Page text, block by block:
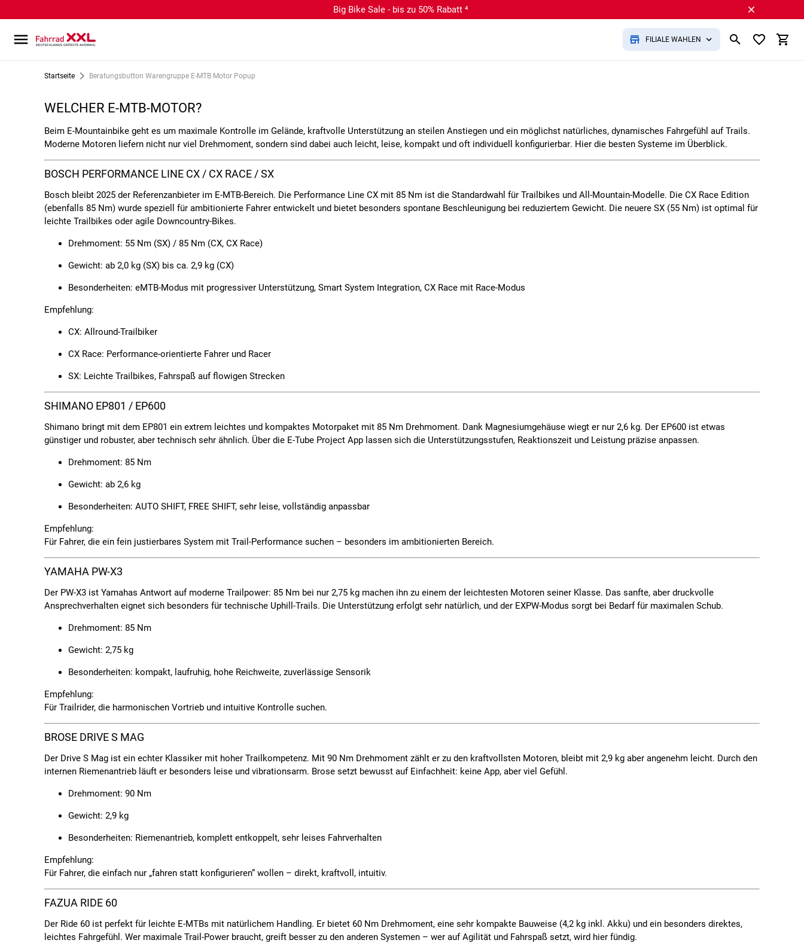
Big Bike Sale - bis zu 50% Rabatt ⁴
FILIALE WÄHLEN
Startseite Beratungsbutton Warengruppe E-MTB Motor Popup
WELCHER E-MTB-MOTOR?
Beim E-Mountainbike geht es um maximale Kontrolle im Gelände, kraftvolle Unterstützung an steilen Anstiegenund ein möglichst natürliches, dynamisches Fahrgefühl auf Trails.
Moderne Motoren liefern nicht nur viel Drehmoment, sondern sind dabei auch leicht, leise, kompaktund oft individuell konfigurierbar. Hier die besten Systeme im Überblick.
BOSCH PERFORMANCE LINE CX / CX RACE / SX
Bosch bleibt 2025 der Referenzanbieter im E-MTB-Bereich. Die Performance Line CXmit 85 Nm ist die Standardwahl für Trailbikes und All-Mountain-Modelle. Die CX Race Edition
(ebenfalls 85 Nm) wurde speziell für ambitionierte Fahrer entwickelt und bietet besonders spontane Beschleunigung bei reduziertem Gewicht. Die neuere SX(55 Nm) ist optimal für
leichte Trailbikes oder agile Downcountry-Bikes.
Drehmoment: 55 Nm (SX) / 85 Nm (CX, CX Race)
Gewicht: ab 2,0 kg (SX) bis ca. 2,9 kg (CX)
Besonderheiten: eMTB-Modus mit progressiver Unterstützung, Smart System Integration, CX Race mit Race-Modus
Empfehlung:
CX: Allround-Trailbiker
CX Race: Performance-orientierte Fahrer und Racer
SX: Leichte Trailbikes, Fahrspaß auf flowigen Strecken
SHIMANO EP801 / EP600
Shimano bringt mit dem EP801 ein extrem leichtes und kompaktes Motorpaket mit 85 Nm Drehmoment. Dank Magnesiumgehäuse wiegt er nur 2,6 kg. Der EP600ist etwas
günstiger und robuster, aber technisch sehr ähnlich. Über die E-Tube Project Applassen sich die Unterstützungsstufen, Reaktionszeit und Leistung präzise anpassen.
Drehmoment: 85 Nm
Gewicht: ab 2,6 kg
Besonderheiten: AUTO SHIFT, FREE SHIFT, sehr leise, vollständig anpassbar
Empfehlung:
Für Fahrer, die ein fein justierbares System mit Trail-Performance suchen – besonders im ambitionierten Bereich.
YAMAHA PW-X3
Der PW-X3ist Yamahas Antwort auf moderne Trailpower: 85 Nm bei nur 2,75 kg machen ihn zu einem der leichtesten Motoren seiner Klasse. Das sanfte, aber druckvolle
Ansprechverhalten eignet sich besonders für technische Uphill-Trails. Die Unterstützung erfolgt sehr natürlich, und der EXPW-Modus sorgt bei Bedarf für maximalen Schub.
Drehmoment: 85 Nm
Gewicht: 2,75 kg
Besonderheiten: kompakt, laufruhig, hohe Reichweite, zuverlässige Sensorik
Empfehlung:
Für Trailrider, die harmonischen Vortrieb und intuitive Kontrolle suchen.
BROSE DRIVE S MAG
Der Drive S Magist ein echter Klassiker mit hoher Trailkompetenz. Mit 90 NmDrehmoment zählt er zu den kraftvollsten Motoren, bleibt mit 2,9 kgaber angenehm leicht. Durch den
internen Riemenantrieb läuft er besonders leise und vibrationsarm. Brose setzt bewusst auf Einfachheit: keine App, aber viel Gefühl.
Drehmoment: 90 Nm
Gewicht: 2,9 kg
Besonderheiten: Riemenantrieb, komplett entkoppelt, sehr leises Fahrverhalten
Empfehlung:
Für Fahrer, die einfach nur „fahren statt konfigurieren“ wollen – direkt, kraftvoll, intuitiv.
FAZUA RIDE 60
Der Ride 60ist perfekt für leichte E-MTBs mit natürlichem Handling. Er bietet 60 Nm Drehmoment, eine sehr kompakte Bauweise (4,2 kg inkl. Akku) und ein besonders direktes,
leichtes Fahrgefühl. Wer maximale Trail-Power braucht, greift besser zu den anderen Systemen – wer auf Agilität und Fahrspaß setzt, wird hier fündig.